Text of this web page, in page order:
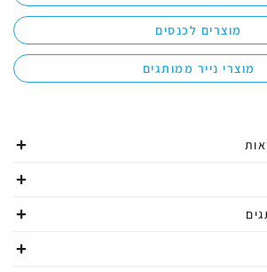
מוצרים לכנסים
מוצרי נייר ממותגים